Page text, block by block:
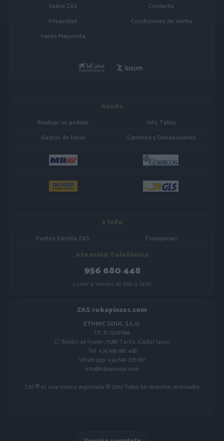
Sobre ZAS
Contacto
Privacidad
Condiciones de Venta
Venta Mayorista
Ayuda
Realizar un pedido
Info Tallas
Gastos de Envio
Cambios y Devoluciones
+ Info
Puntos Estrella ZAS Franquicias
Atención Telefónica
956 680 448
Lunes a Viernes de 9:00 a 14:00
ZAS robapinzas.com
ETHNIC SOUL S.L.U.
Cif. B-72297666
C/ Bailén 44 (nave), 11380 Tarifa (Cádiz) Spain
Tel. +34 956 680 448
Whatsapp: +34 640 378 097
info@robapinzas.com
ZAS ® es una marca registrada © 2013 Todos los derechos reservados